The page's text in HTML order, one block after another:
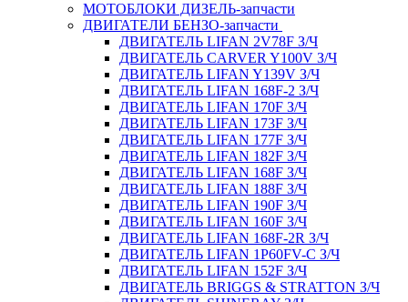
МОТОБЛОКИ ДИЗЕЛЬ-запчасти
ДВИГАТЕЛИ БЕНЗО-запчасти
ДВИГАТЕЛЬ LIFAN 2V78F З/Ч
ДВИГАТЕЛЬ CARVER Y100V З/Ч
ДВИГАТЕЛЬ LIFAN Y139V З/Ч
ДВИГАТЕЛЬ LIFAN 168F-2 З/Ч
ДВИГАТЕЛЬ LIFAN 170F З/Ч
ДВИГАТЕЛЬ LIFAN 173F З/Ч
ДВИГАТЕЛЬ LIFAN 177F З/Ч
ДВИГАТЕЛЬ LIFAN 182F З/Ч
ДВИГАТЕЛЬ LIFAN 168F З/Ч
ДВИГАТЕЛЬ LIFAN 188F З/Ч
ДВИГАТЕЛЬ LIFAN 190F З/Ч
ДВИГАТЕЛЬ LIFAN 160F З/Ч
ДВИГАТЕЛЬ LIFAN 168F-2R З/Ч
ДВИГАТЕЛЬ LIFAN 1P60FV-C З/Ч
ДВИГАТЕЛЬ LIFAN 152F З/Ч
ДВИГАТЕЛЬ BRIGGS & STRATTON З/Ч